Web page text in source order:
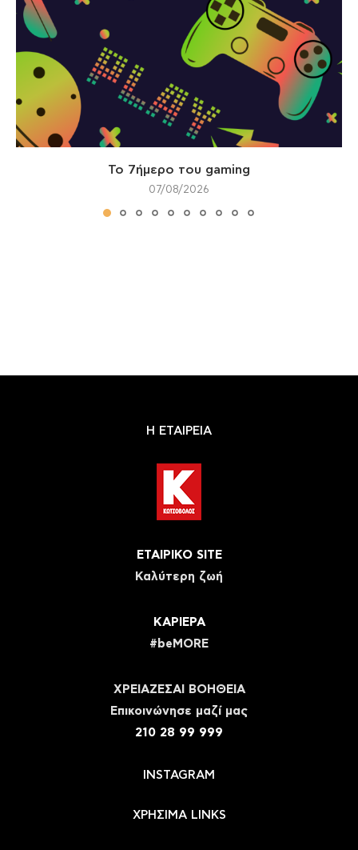
Το 7ήμερο του gaming
07/08/2026
Η ΕΤΑΙΡΕΙΑ
ΕΤΑΙΡΙΚΟ SITE
Καλύτερη ζωή
ΚΑΡΙΕΡΑ
#beMORE
ΧΡΕΙΑΖΕΣΑΙ ΒΟΗΘΕΙΑ
Eπικοινώνησε μαζί μας
210 28 99 999
INSTAGRAM
ΧΡΗΣΙΜΑ LINKS